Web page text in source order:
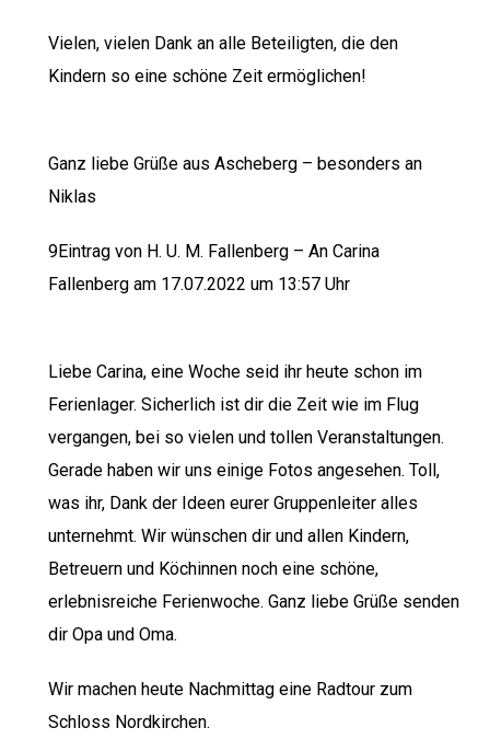
Vielen, vielen Dank an alle Beteiligten, die den
Kindern so eine schöne Zeit ermöglichen!
Ganz liebe Grüße aus Ascheberg – besonders an
Niklas
9Eintrag von H. U. M. Fallenberg – An Carina
Fallenberg am 17.07.2022 um 13:57 Uhr
Liebe Carina, eine Woche seid ihr heute schon im
Ferienlager. Sicherlich ist dir die Zeit wie im Flug
vergangen, bei so vielen und tollen Veranstaltungen.
Gerade haben wir uns einige Fotos angesehen. Toll,
was ihr, Dank der Ideen eurer Gruppenleiter alles
unternehmt. Wir wünschen dir und allen Kindern,
Betreuern und Köchinnen noch eine schöne,
erlebnisreiche Ferienwoche. Ganz liebe Grüße senden
dir Opa und Oma.
Wir machen heute Nachmittag eine Radtour zum
Schloss Nordkirchen.